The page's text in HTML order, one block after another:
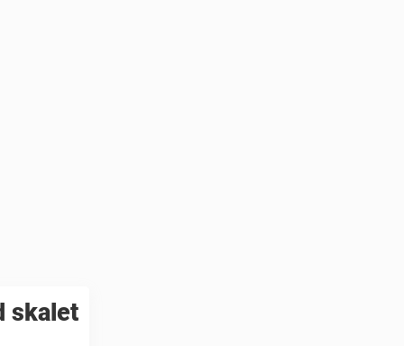
skalet